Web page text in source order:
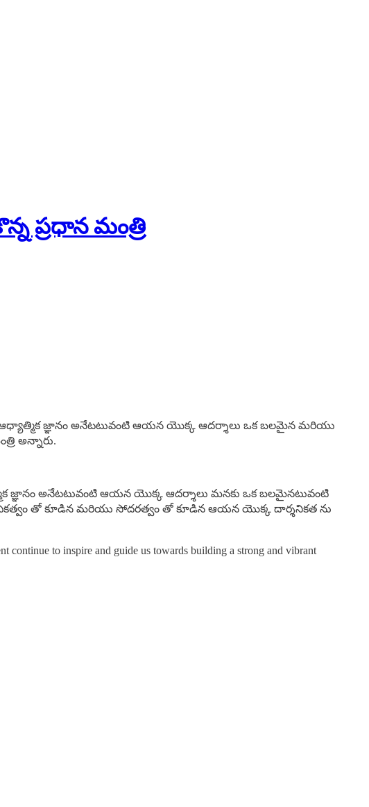
ప్రధాన మంత్రి
ఆధ్యాత్మిక జ్ఞానం అనేటటువంటి ఆయన యొక్క ఆదర్శాలు ఒక బలమైన మరియు
అన్నారు.
జ్ఞానం అనేటటువంటి ఆయన యొక్క ఆదర్శాలు మనకు ఒక బలమైనటువంటి
తో కూడిన మరియు సోదరత్వం తో కూడిన ఆయన యొక్క దార్శనికత ను
continue to inspire and guide us towards building a strong and vibrant